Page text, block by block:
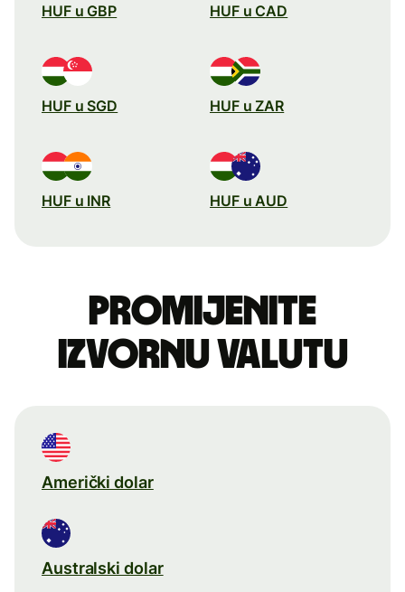
HUF u GBP HUF u CAD
HUF u SGD HUF u ZAR
HUF u INR HUF u AUD
Promijenite
izvornu valutu
Američki dolar
Australski dolar